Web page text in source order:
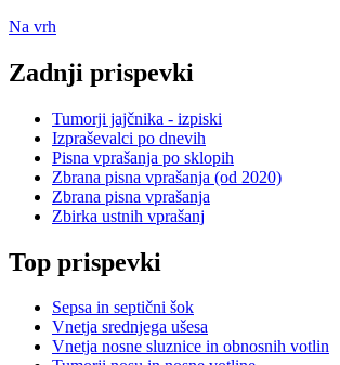
Na vrh
Zadnji prispevki
Tumorji jajčnika - izpiski
Izpraševalci po dnevih
Pisna vprašanja po sklopih
Zbrana pisna vprašanja (od 2020)
Zbrana pisna vprašanja
Zbirka ustnih vprašanj
Top prispevki
Sepsa in septični šok
Vnetja srednjega ušesa
Vnetja nosne sluznice in obnosnih votlin